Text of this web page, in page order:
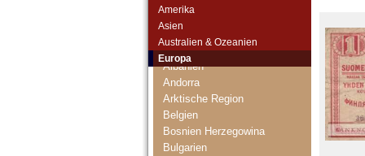
Amerika
Asien
Australien & Ozeanien
Europa
Albanien
Andorra
Arktische Region
Belgien
Bosnien Herzegowina
Bulgarien